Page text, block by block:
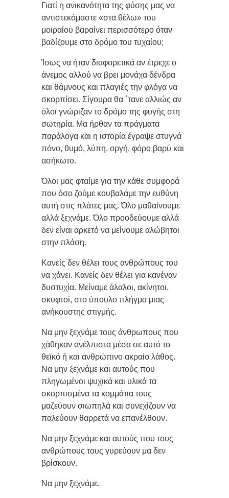
Γιατί η ανικανότητα της φύσης μας να
αντιστεκόμαστε «στα θέλω» του
μοιραίου βαραίνει περισσότερο όταν
βαδίζουμε στο δρόμο του τυχαίου;
Ίσως να ήταν διαφορετικά αν έτρεχε ο
άνεμος αλλού να βρει μονάχα δένδρα
και θάμνους και πλαγιές την φλόγα να
σκορπίσει. Σίγουρα θα ΄τανε αλλιώς αν
όλοι γνώριζαν το δρόμο της φυγής στη
σωτηρία. Μα ήρθαν τα πράγματα
παράλογα και η ιστορία έγραψε στυγνά
πόνο, θυμό, λύπη, οργή, φόρο βαρύ και
ασήκωτο.
Όλοι μας φταίμε για την κάθε συμφορά
που όσο ζούμε κουβαλάμε την ευθύνη
αυτή στις πλάτες μας. Όλο μαθαίνουμε
αλλά ξεχνάμε. Όλο προοδεύουμε αλλά
δεν είναι αρκετό να μείνουμε αλώβητοι
στην πλάση.
Κανείς δεν θέλει τους ανθρώπους του
να χάνει. Κανείς δεν θέλει για κανέναν
δυστυχία. Μείναμε άλαλοι, ακίνητοι,
σκυφτοί, στο ύπουλο πλήγμα μιας
ανήκουστης στιγμής.
Να μην ξεχνάμε τους άνθρωπους που
χάθηκαν ανέλπιστα μέσα σε αυτό το
θεϊκό ή και ανθρώπινο ακραίο λάθος.
Να μην ξεχνάμε και αυτούς που
πληγωμένοι ψυχικά και υλικά τα
σκορπισμένα τα κομμάτια τους
μαζεύουν σιωπηλά και συνεχίζουν να
παλεύουν θαρρετά να επανέλθουν.
Να μην ξεχνάμε και αυτούς που τους
ανθρώπους τους γυρεύουν μα δεν
βρίσκουν.
Να μην ξεχνάμε.